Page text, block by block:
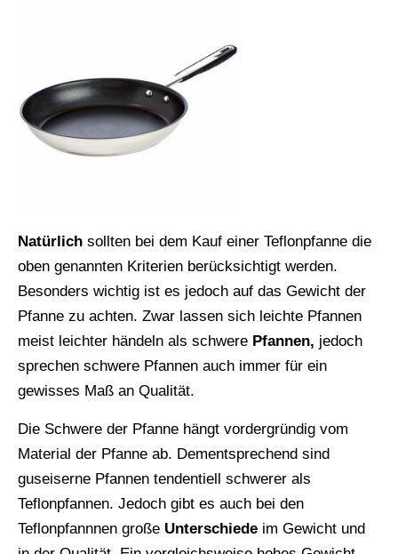
Natürlich sollten bei dem Kauf einer Teflonpfanne die
oben genannten Kriterien berücksichtigt werden.
Besonders wichtig ist es jedoch auf das Gewicht der
Pfanne zu achten. Zwar lassen sich leichte Pfannen
meist leichter händeln als schwere Pfannen, jedoch
sprechen schwere Pfannen auch immer für ein
gewisses Maß an Qualität.
Die Schwere der Pfanne hängt vordergründig vom
Material der Pfanne ab. Dementsprechend sind
guseiserne Pfannen tendentiell schwerer als
Teflonpfannen. Jedoch gibt es auch bei den
Teflonpfannnen große Unterschiede im Gewicht und